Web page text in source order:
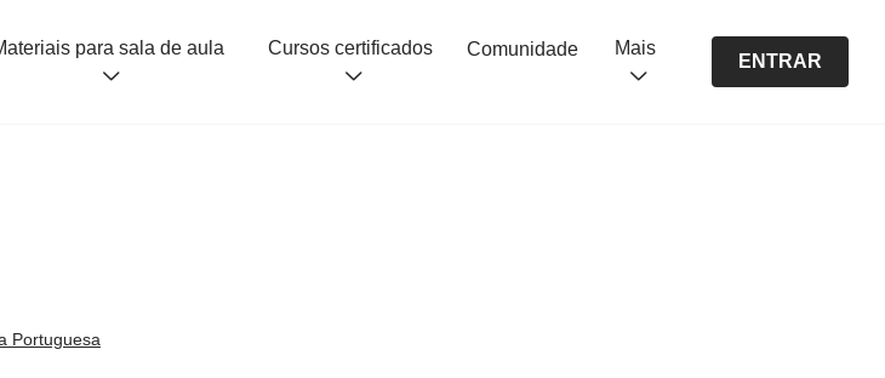
para sala de aula Cursos certificados Comunidade Mais
ENTRAR
Portuguesa